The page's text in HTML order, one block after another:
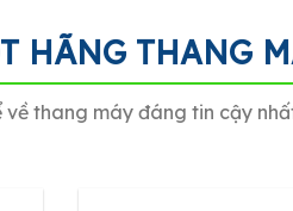
HÃNG THANG
thang máy đáng tin cậy